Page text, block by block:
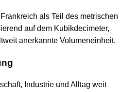
als Teil des metrischen
auf dem Kubikdecimeter,
anerkannte Volumeneinheit.
Industrie und Alltag weit